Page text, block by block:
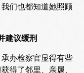
们也都知道她照顾
建议缓刑
办检察官显得有些
得了邻里、亲属、